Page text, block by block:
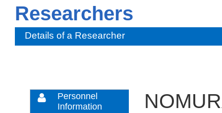
Researchers
Details of a Researcher
Personnel
Information